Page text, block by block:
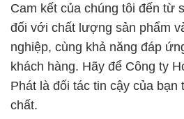
Cam kết của chúng tôi đến từ
đối với chất lượng sản phẩm
nghiệp, cùng khả năng đáp
khách hàng. Hãy để Công ty
Phát là đối tác tin cậy của bạn
chất.